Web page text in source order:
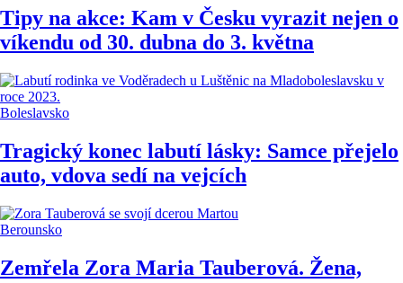
Tipy na akce: Kam v Česku vyrazit nejen o
víkendu od 30. dubna do 3. května
Boleslavsko
Tragický konec labutí lásky: Samce přejelo
auto, vdova sedí na vejcích
Berounsko
Zemřela Zora Maria Tauberová. Žena,